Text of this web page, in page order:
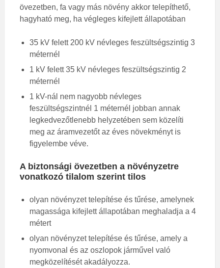
övezetben, fa vagy más növény akkor telepíthető,
hagyható meg, ha végleges kifejlett állapotában
35 kV felett 200 kV névleges feszültségszintig 3
méternél
1 kV felett 35 kV névleges feszültségszintig 2
méternél
1 kV-nál nem nagyobb névleges
feszültségszintnél 1 méternél jobban annak
legkedvezőtlenebb helyzetében sem közelíti
meg az áramvezetőt az éves növekményt is
figyelembe véve.
A biztonsági övezetben a növényzetre
vonatkozó tilalom szerint tilos
olyan növényzet telepítése és tűrése, amelynek
magassága kifejlett állapotában meghaladja a 4
métert
olyan növényzet telepítése és tűrése, amely a
nyomvonal és az oszlopok járművel való
megközelítését akadályozza.